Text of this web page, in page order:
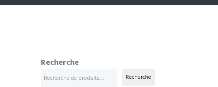
Recherche
Recherche